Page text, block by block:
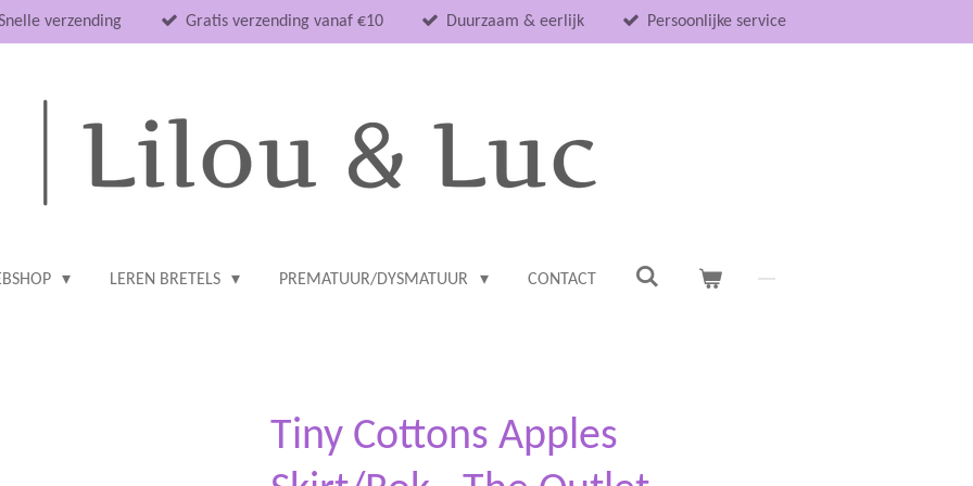
verzending Gratis verzending vanaf €10 Duurzaam & eerlijk Persoonlijke service
LEREN BRETELS PREMATUUR/DYSMATUUR CONTACT
Tiny Cottons Apples